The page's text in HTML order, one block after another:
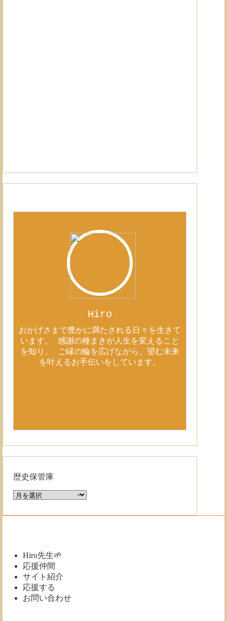
Hiro
おかげさまで豊かに満たされる日々を生きて
います。 感謝の種まきが人生を変えること
を知り、 ご縁の輪を広げながら、望む未来
を叶えるお手伝いをしています。
歴史保管庫
歴
保
Hiro先生🌱
応援仲間
サイト紹介
応援する
お問い合わせ